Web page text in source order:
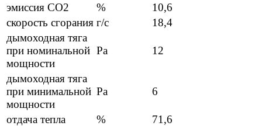
эмиссия СО2
%
10,6
скорость сгорания г/с
18,4
дымоходная тяга
при номинальной
мощности
Pa 12
дымоходная тяга
при минимальной
мощности
Pa 6
отдача тепла %
71,6